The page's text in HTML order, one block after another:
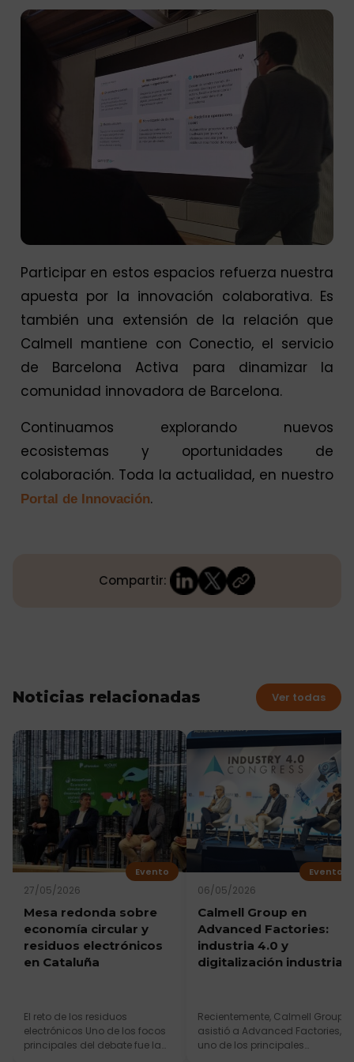
Participar en estos espacios refuerza nuestra
apuesta por la innovación colaborativa. Es
también una extensión de la relación que
Calmell mantiene con Conectio, el servicio
de Barcelona Activa para dinamizar la
comunidad innovadora de Barcelona.
Continuamos explorando nuevos
ecosistemas y oportunidades de
colaboración. Toda la actualidad, en nuestro
Portal de Innovación.
Compartir:
Noticias relacionadas Ver todas
Evento
27/05/2026
Mesa redonda sobre
economía circular y
residuos electrónicos
en Cataluña
El reto de los residuos
electrónicos Uno de los focos
principales del debate fue la
Evento
06/05/2026
Calmell Group en
Advanced Factories:
industria 4.0 y
digitalización industrial
Recientemente, Calmell Group
asistió a Advanced Factories,
uno de los principales